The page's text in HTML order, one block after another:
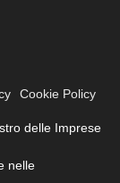
Cookie Policy
delle Imprese
nelle